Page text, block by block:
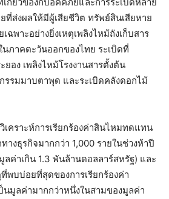
ที่ส่งผลให้มีผู้เสียชีวิต ทรัพย์สินเสียหาย
ฉพาะอย่างยิ่งเหตุเพลิงไหม้ถังเก็บสาร
ภาคตะวันออกของไทย ระเบิดที่
ยอง เพลิงไหม้โรงงานสารตั้งต้น
รมมาบตาพุด และระเบิดคลังดอกไม้
เคราะห์การเรียกร้องค่าสินไหมทดแทน
างธุรกิจมากกว่า 1,000 รายในช่วงห้าปี
ค่าเกิน 1.3 พันล้านดอลลาร์สหรัฐ) และ
พบบ่อยที่สุดของการเรียกร้องค่า
นมูลค่ามากกว่าหนึ่งในสามของมูลค่า